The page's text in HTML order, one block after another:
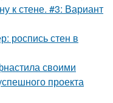
к стене. #3: Вариант
роспись стен в
своими
проекта